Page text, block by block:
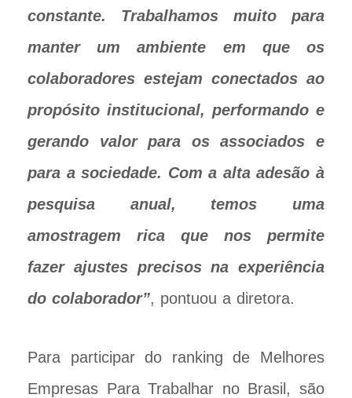
constante. Trabalhamos muito para
manter um ambiente em que os
colaboradores estejam conectados ao
propósito institucional, performando e
gerando valor para os associados e
para a sociedade. Com a alta adesão à
pesquisa anual, temos uma
amostragem rica que nos permite
fazer ajustes precisos na experiência
do colaborador”, pontuou a diretora.
Para participar do ranking de Melhores
Empresas Para Trabalhar no Brasil, são